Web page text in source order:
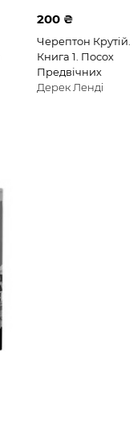
200 ₴
Черептон Крутій.
Книга 1. Посох
Предвічних
Дерек Ленді